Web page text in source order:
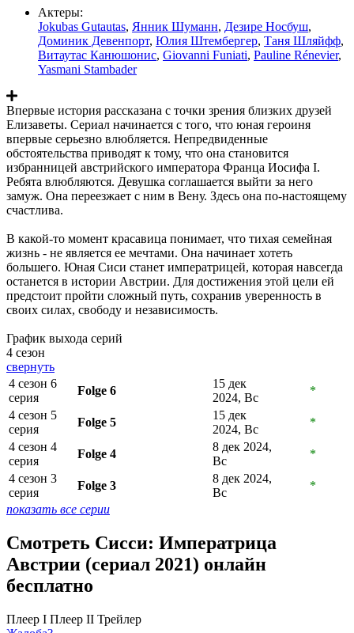
Актеры:
Jokubas Gutautas, Янник Шуманн, Дезире Носбуш,
Доминик Девенпорт, Юлия Штембергер, Таня Шляйфф,
Витаутас Канюшонис, Giovanni Funiati, Pauline Rénevier,
Yasmani Stambader
Впервые история рассказана с точки зрения близких друзей
Елизаветы. Сериал начинается с того, что юная героиня
впервые серьезно влюбляется. Непредвиденные
обстоятельства приводят к тому, что она становится
избранницей австрийского императора Франца Иосифа I.
Ребята влюбляются. Девушка соглашается выйти за него
замуж. Она переезжает с ним в Вену. Здесь она по-настоящему
счастлива.
В какой-то момент красавица понимает, что тихая семейная
жизнь - не является ее мечтами. Она начинает хотеть
большего. Юная Сиси станет императрицей, которая навсегда
останется в истории Австрии. Для достижения этой цели ей
предстоит пройти сложный путь, сохранив уверенность в
своих силах, свободу и независимость.
График выхода серий
4 сезон
свернуть
4 сезон 6
серия
Folge 6
15 дек
2024, Вс
*
4 сезон 5
серия
Folge 5
15 дек
2024, Вс
*
4 сезон 4
серия
Folge 4
8 дек 2024,
Вс
*
4 сезон 3
серия
Folge 3
8 дек 2024,
Вс
*
показать все серии
Смотреть Сисси: Императрица
Австрии (сериал 2021) онлайн
бесплатно
Плеер I Плеер II Трейлер